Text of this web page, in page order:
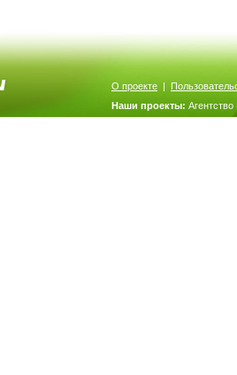
О проекте |
Наши проекты: